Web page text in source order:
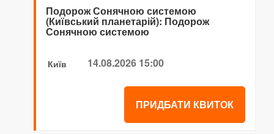
Подорож Сонячною системою
(Київський планетарій): Подорож
Сонячною системою
Київ 14.08.2026 15:00
ПРИДБАТИ КВИТОК